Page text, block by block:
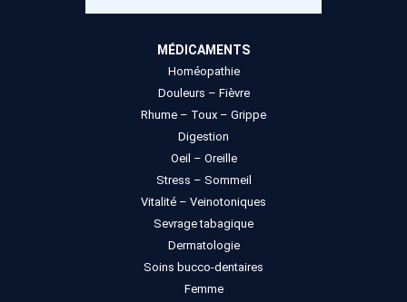
MÉDICAMENTS
Homéopathie
Douleurs – Fièvre
Rhume – Toux – Grippe
Digestion
Oeil – Oreille
Stress – Sommeil
Vitalité – Veinotoniques
Sevrage tabagique
Dermatologie
Soins bucco-dentaires
Femme